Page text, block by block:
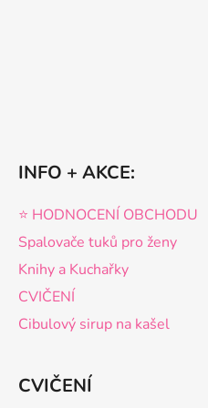
INFO + AKCE:
⭐️ HODNOCENÍ OBCHODU
Spalovače tuků pro ženy
Knihy a Kuchařky
CVIČENÍ
Cibulový sirup na kašel
CVIČENÍ